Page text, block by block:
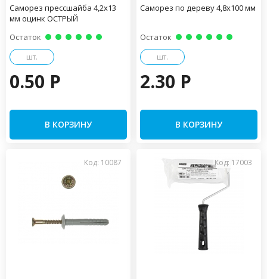
Саморез прессшайба 4,2х13
мм оцинк ОСТРЫЙ
Остаток
шт.
0.50 P
В КОРЗИНУ
Саморез по дереву 4,8х100 мм
Остаток
шт.
2.30 P
В КОРЗИНУ
Код: 10087 Код: 17003